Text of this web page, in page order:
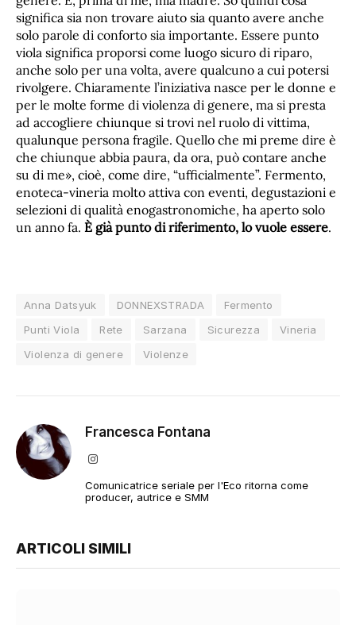
significa sia non trovare aiuto sia quanto avere anche
solo parole di conforto sia importante. Essere punto
viola significa proporsi come luogo sicuro di riparo,
anche solo per una volta, avere qualcuno a cui potersi
rivolgere. Chiaramente l’iniziativa nasce per le donne e
per le molte forme di violenza di genere, ma si presta
ad accogliere chiunque si trovi nel ruolo di vittima,
qualunque persona fragile. Quello che mi preme dire è
che chiunque abbia paura, da ora, può contare anche
su di me», cioè, come dire, “ufficialmente”. Fermento,
enoteca-vineria molto attiva con eventi, degustazioni e
selezioni di qualità enogastronomiche, ha aperto solo
un anno fa. È già punto di riferimento, lo vuole essere.
Anna Datsyuk DONNEXSTRADA
Fermento
Punti Viola
Rete Sarzana Sicurezza
Vineria
Violenza di genere
Violenze
Francesca Fontana
Instagram
Comunicatrice seriale per l'Eco ritorna come
producer, autrice e SMM
ARTICOLI SIMILI